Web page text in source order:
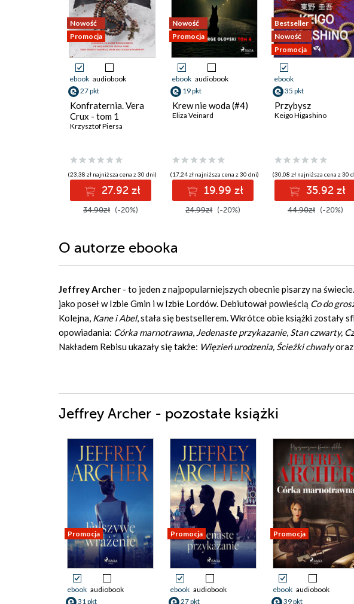
Nowość
Promocja
ebook audiobook
27 pkt
Konfraternia. Vera
Crux - tom 1
Krzysztof Piersa
(23,38 zł najniższa cena z 30 dni)
27.92 zł
34.90zł (-20%)
Nowość
Promocja
ebook audiobook
19 pkt
Krew nie woda (#4)
Eliza Veinard
(17,24 zł najniższa cena z 30 dni)
19.99 zł
24.99zł (-20%)
Bestseller
Nowość
Promocja
ebook
35 pkt
Przybysz
Keigo Higashino
(30,08 zł najniższa cena z 30
35.92 zł
44.90zł (-20%)
O autorze ebooka
Jeffrey Archer - to jeden z najpopularniejszych obecnie pisarzy na
jako poseł w Izbie Gmin i w Izbie Lordów. Debiutował powieścią Co do
Kolejna, Kane i Abel, stała się bestsellerem. Wkrótce obie książki zostały
opowiadania: Córka marnotrawna, Jedenaste przykazanie, Stan czwarty,
Nakładem Rebisu ukazały się także: Więzień urodzenia, Ścieżki chwałyoraz
Jeffrey Archer - pozostałe książki
Promocja
ebook audiobook
31 pkt
Promocja
ebook audiobook
27 pkt
Promocja
ebook audiobook
39 pkt